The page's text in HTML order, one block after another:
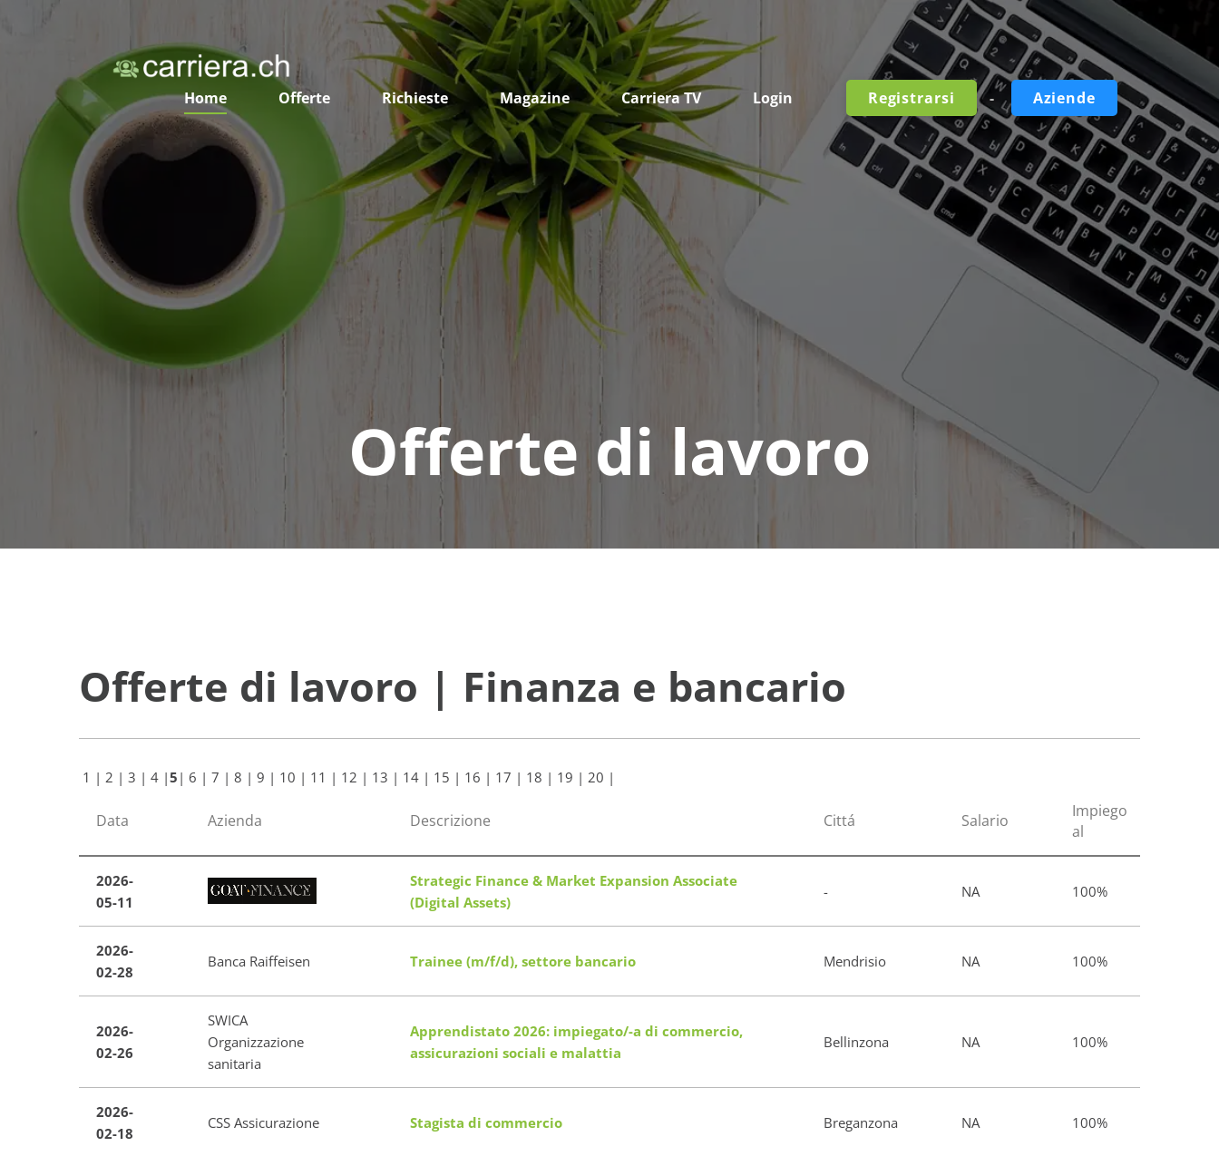
Home Offerte Richieste Magazine Carriera TV Login Registrarsi - Aziende
Offerte di lavoro
Offerte di lavoro | Finanza e bancario
1 | 2 | 3 | 4 |5 | 6 | 7 | 8 | 9 | 10 | 11 | 12 | 13 | 14 | 15 | 16 | 17 | 18 | 19 | 20 |
Data Azienda Descrizione Cittá Salario
Impiego
al
2026-
05-11
Strategic Finance & Market Expansion Associate
(Digital Assets)
- NA 100%
2026-
02-28
Banca Raiffeisen Trainee (m/f/d), settore bancario Mendrisio NA 100%
2026-
02-26
SWICA
Organizzazione
sanitaria
Apprendistato 2026: impiegato/-a di commercio,
assicurazioni sociali e malattia
Bellinzona NA 100%
2026-
02-18
CSS Assicurazione Stagista di commercio Breganzona NA 100%